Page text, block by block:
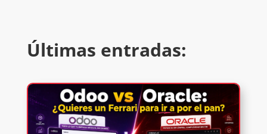
Últimas entradas: